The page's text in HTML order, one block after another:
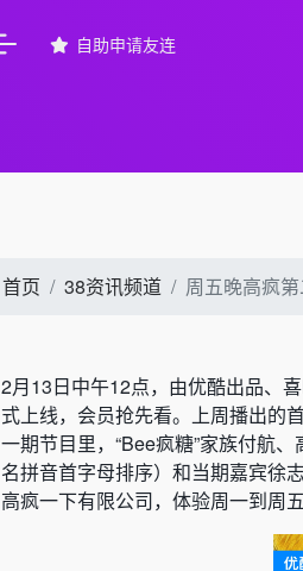
自助申请友连
首页 38资讯频道 周五晚高疯
2月13日中午12点，由优酷出品、
式上线，会员抢先看。 上周播出的
一期节目里，“Bee疯糖”家族付航
名拼音首字母排序）和当期嘉宾徐
高疯一下有限公司，体验周一到周